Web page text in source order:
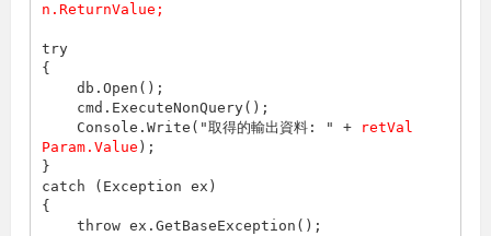
n.ReturnValue;
try
{
    Console.Write(
"取得的輸出資料: " +
retVal
Param.Value );
}
catch (Exception ex)
{
throw ex.GetBaseException();